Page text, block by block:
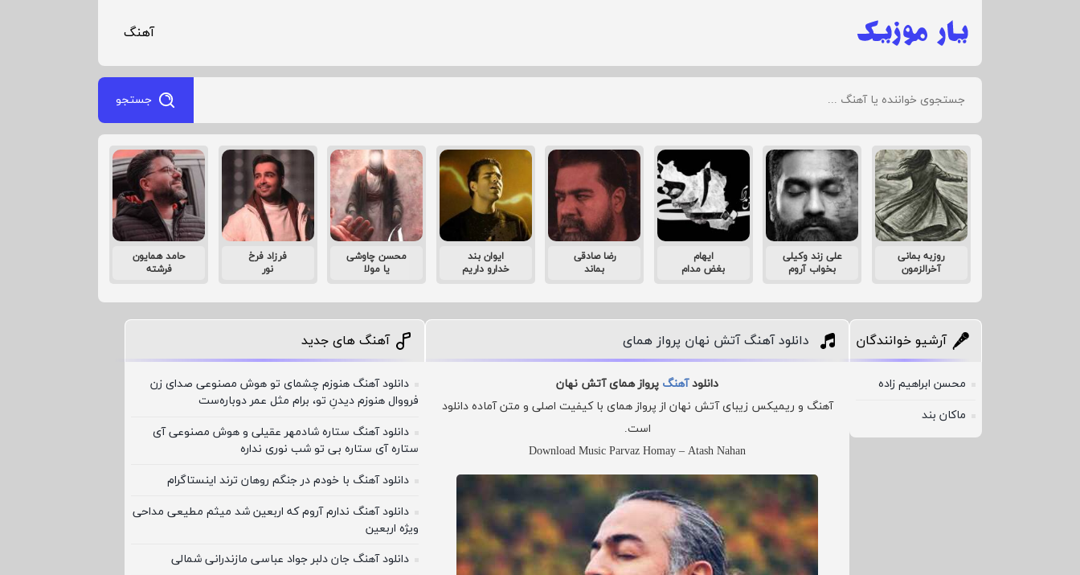
آهنگ
جستجو
روزبه بمانی
آخرالزمون
علی زند وکیلی
بخواب آروم
ایهام
بغض مدام
رضا صادقی
بماند
ایوان بند
خدارو داریم
محسن چاوشی
یا مولا
فرزاد فرخ
نور
حامد همایون
فرشته
دانلود آهنگ آتش نهان پرواز همای
دانلودآهنگ پرواز همای آتش نهان
آهنگ و ریمیکس زیبای آتش نهان از پرواز همای با کیفیت اصلی و متن آماده دانلود
است.
Download Music Parvaz Homay – Atash Nahan
آرشیو خوانندگان
محسن ابراهیم زاده
ماکان بند
آهنگ های جدید
دانلود آهنگ هنوزم چشمای تو هوش مصنوعی صدای زن
فرووال هنوزم دیدنِ تو، برام مثل عمر دوباره‌ست
دانلود آهنگ ستاره شادمهر عقیلی و هوش مصنوعی آی
ستاره آی ستاره بی تو شب نوری نداره
دانلود آهنگ با خودم در جنگم روهان ترند اینستاگرام
دانلود آهنگ ندارم آروم که اربعین شد میثم مطیعی مداحی
ویژه اربعین
دانلود آهنگ جان دلبر جواد عباسی مازندرانی شمالی